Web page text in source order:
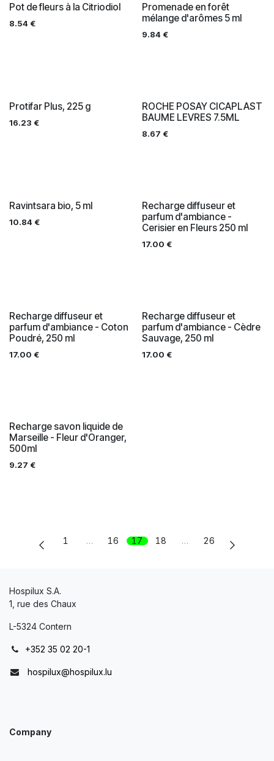
Pot de fleurs à la Citriodiol
8.54 €
Promenade en forêt
mélange d'arômes 5 ml
9.84€
Protifar Plus, 225 g
16.23 €
ROCHE POSAY CICAPLAST
BAUME LEVRES 7.5ML
8.67 €
Ravintsara bio, 5 ml
10.84 €
Recharge diffuseur et
parfum d'ambiance -
Cerisier en Fleurs 250 ml
17.00 €
Recharge diffuseur et
parfum d'ambiance - Coton
Poudré, 250 ml
17.00 €
Recharge diffuseur et
parfum d'ambiance - Cèdre
Sauvage, 250 ml
17.00 €
Recharge savon liquide de
Marseille - Fleur d'Oranger,
500ml
9.27 €
1 … 16 17 18 … 26
Hospilux S.A.
1, rue des Chaux
L-5324 Contern
+352 35 02 20-1
hospilux@hospilux.lu
Company